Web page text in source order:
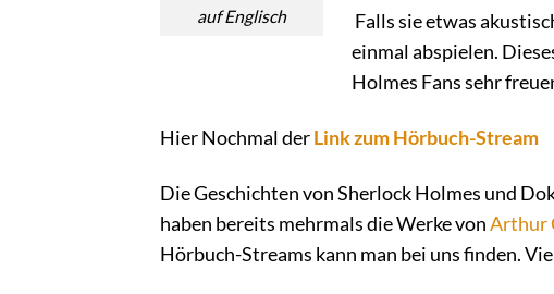
auf Englisch
Falls sie etwas
einmal abspielen.
Holmes Fans sehr
Hier Nochmal derLink zum Hörbuch-Stream
Die Geschichten von Sherlock Holmes und
haben bereits mehrmals die Werke vonArthur
Hörbuch-Streams kann man bei uns finden.